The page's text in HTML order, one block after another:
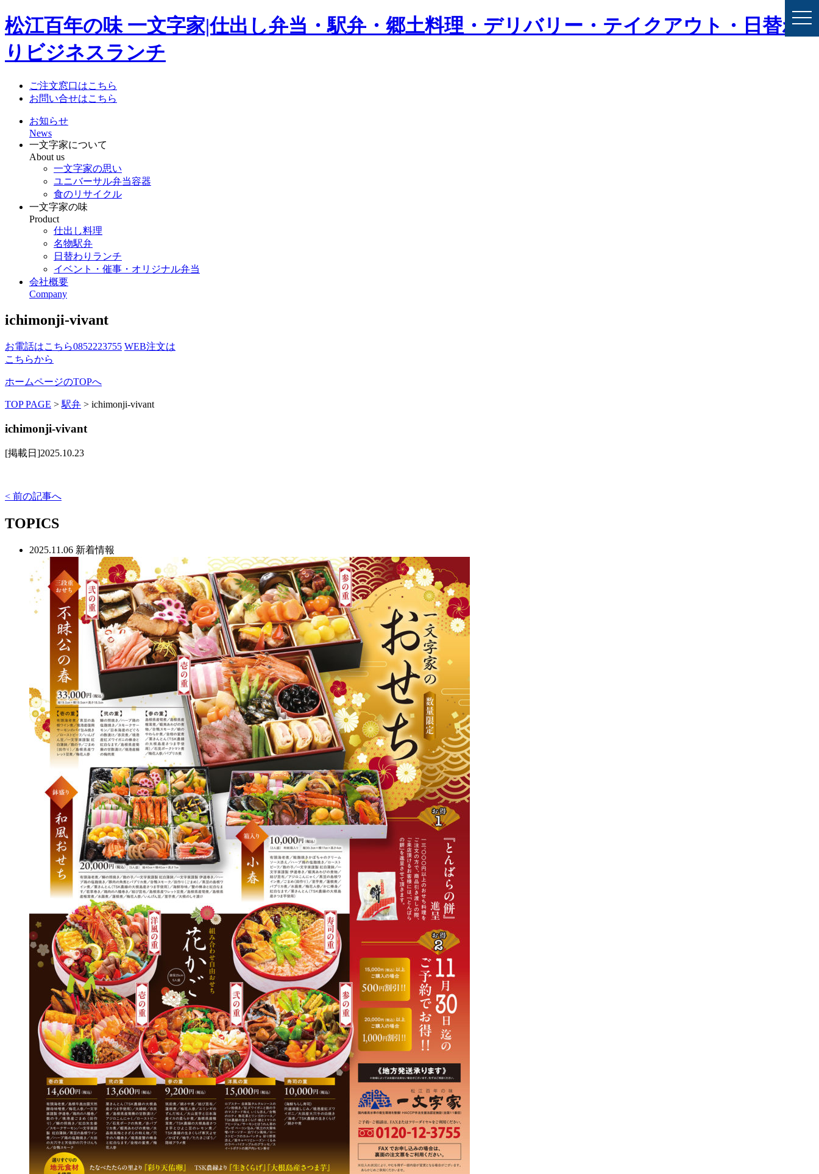
松江百年の味 一文字家|仕出し弁当・駅弁・郷土料理・デリバリー・テイクアウト・日替わ
りビジネスランチ
ご注文窓口はこちら
お問い合せはこちら
お知らせ
News
一文字家について
About us
一文字家の思い
ユニバーサル弁当容器
食のリサイクル
一文字家の味
Product
仕出し料理
名物駅弁
日替わりランチ
イベント・催事・オリジナル弁当
会社概要
Company
ichimonji-vivant
お電話はこちら0852223755 WEB注文は
こちらから
ホームページのTOPへ
TOP PAGE > 駅弁 > ichimonji-vivant
ichimonji-vivant
[掲載日]2025.10.23
< 前の記事へ
TOPICS
2025.11.06 新着情報